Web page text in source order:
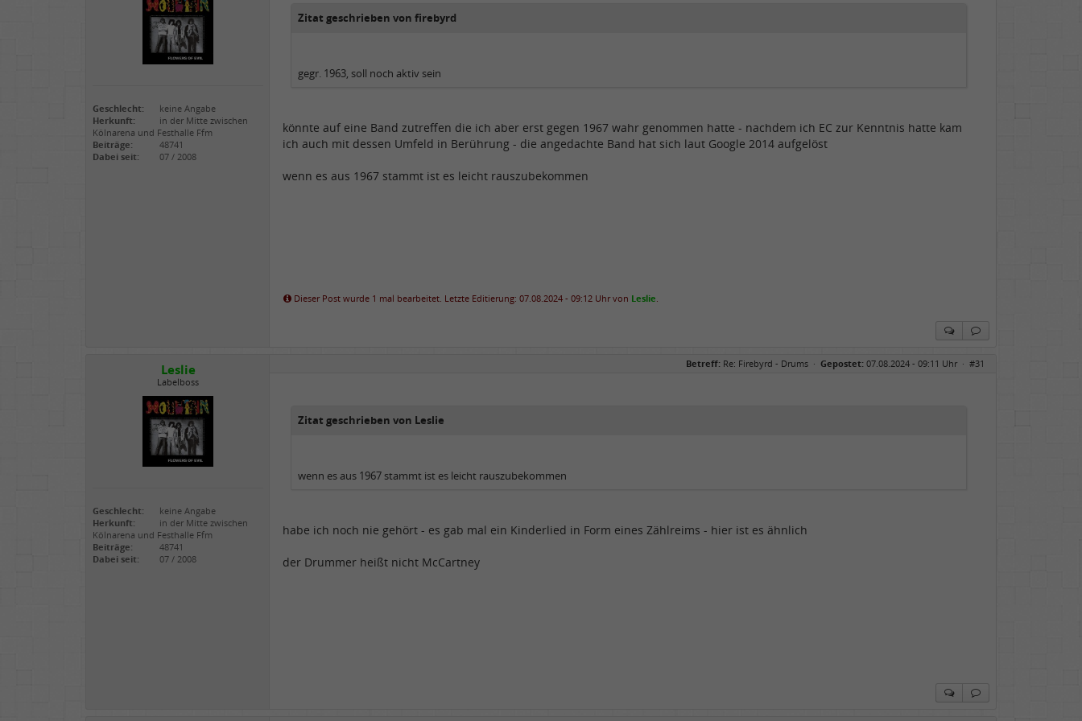
Geschlecht:
keine Angabe
Herkunft:
in der Mitte zwischen
Kölnarena und Festhalle Ffm
Beiträge:
48741
Dabei seit:
07 / 2008
Zitat geschrieben von firebyrd
gegr. 1963, soll noch aktiv sein
könnte auf eine Band zutreffen die ich aber erst gegen 1967 wahr genommen hatte - nachdem ich EC zur Kenntnis hatte kam
ich auch mit dessen Umfeld in Berührung - die angedachte Band hat sich laut Google 2014 aufgelöst
wenn es aus 1967 stammt ist es leicht rauszubekommen
Dieser Post wurde 1 mal bearbeitet. Letzte Editierung: 07.08.2024 - 09:12 Uhr von Leslie
Leslie
Labelboss
Geschlecht:
keine Angabe
Herkunft:
in der Mitte zwischen
Kölnarena und Festhalle Ffm
Beiträge:
48741
Dabei seit:
07 / 2008
Betreff: Re: Firebyrd - Drums · Gepostet: 07.08.2024 - 09:11 Uhr · #31
Zitat geschrieben von Leslie
wenn es aus 1967 stammt ist es leicht rauszubekommen
habe ich noch nie gehört - es gab mal ein Kinderlied in Form eines Zählreims - hier ist es ähnlich
der Drummer heißt nicht McCartney